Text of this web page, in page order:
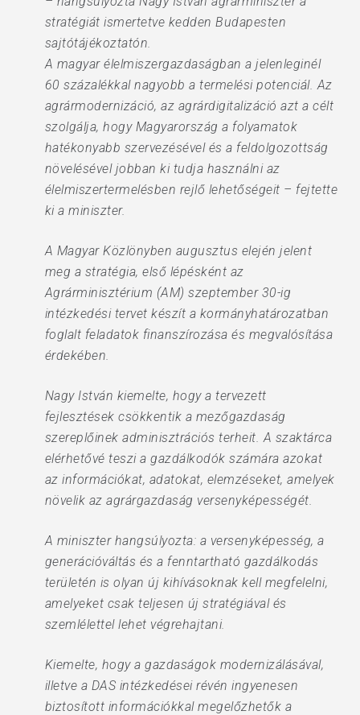
stratégiát ismertetve kedden Budapesten
sajtótájékoztatón.
A magyar élelmiszergazdaságban a jelenleginél
60 százalékkal nagyobb a termelési potenciál. Az
agrármodernizáció, az agrárdigitalizáció azt a célt
szolgálja, hogy Magyarország a folyamatok
hatékonyabb szervezésével és a feldolgozottság
növelésével jobban ki tudja használni az
élelmiszertermelésben rejlő lehetőségeit – fejtette
ki a miniszter.
A Magyar Közlönyben augusztus elején jelent
meg a stratégia, első lépésként az
Agrárminisztérium (AM) szeptember 30-ig
intézkedési tervet készít a kormányhatározatban
foglalt feladatok finanszírozása és megvalósítása
érdekében.
Nagy István kiemelte, hogy a tervezett
fejlesztések csökkentik a mezőgazdaság
szereplőinek adminisztrációs terheit. A szaktárca
elérhetővé teszi a gazdálkodók számára azokat
az információkat, adatokat, elemzéseket, amelyek
növelik az agrárgazdaság versenyképességét.
A miniszter hangsúlyozta: a versenyképesség, a
generációváltás és a fenntartható gazdálkodás
területén is olyan új kihívásoknak kell megfelelni,
amelyeket csak teljesen új stratégiával és
szemlélettel lehet végrehajtani.
Kiemelte, hogy a gazdaságok modernizálásával,
illetve a DAS intézkedései révén ingyenesen
biztosított információkkal megelőzhetők a